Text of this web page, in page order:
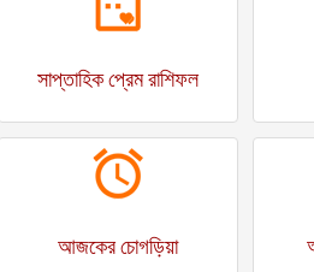
সাপ্তাহিক প্রেম রাশিফল
আজকের চোগড়িয়া